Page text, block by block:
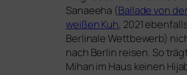
Sanaeeha (Ballade von der
wei­ßen Kuh, 2021
Berlinale Wettbewerb)
nach Berlin rei­sen. So
Mihan im Haus kei­nen